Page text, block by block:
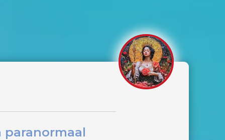
paranormaal